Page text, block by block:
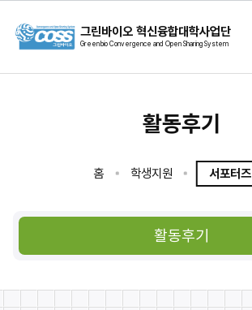
그린바이오 혁신융합대학사업단
활동후기
홈 학생지원 서포터즈